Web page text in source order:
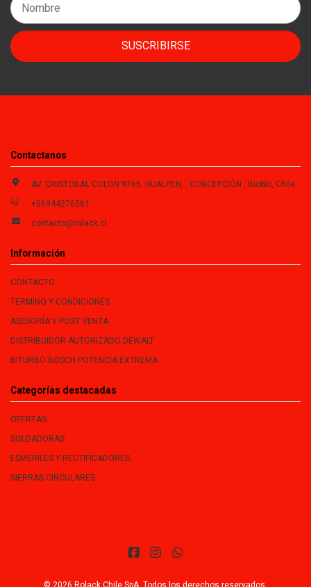
SUSCRIBIRSE
Contactanos
AV. CRISTOBAL COLON 9765, HUALPEN, , CONCEPCIÓN , Biobío, Chile
+56944276561
contacto@rolack.cl
Información
CONTACTO
TERMINO Y CONDICIONES
ASESORÍA Y POST VENTA
DISTRIBUIDOR AUTORIZADO DEWALT
BITURBO BOSCH POTENCIA EXTREMA
Categorías destacadas
OFERTAS
SOLDADORAS
ESMERILES Y RECTIFICADORES
SIERRAS CIRCULARES
© 2026 Rolack Chile SpA. Todos los derechos reservados.